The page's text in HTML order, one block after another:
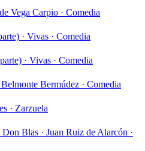
Vega Carpio · Comedia
· Vivas · Comedia
· Vivas · Comedia
Bermúdez · Comedia
· Zarzuela
Don Blas · Juan Ruiz de Alarcón ·